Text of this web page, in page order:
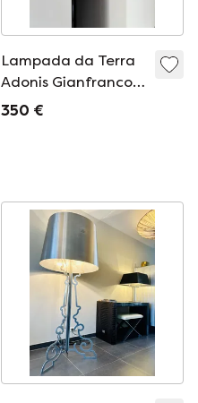
Lampada da Terra
Adonis Gianfranco
Frattini Design anni
350 €